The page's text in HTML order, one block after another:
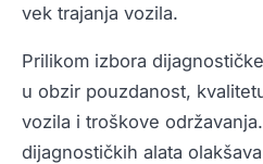
vek trajanja vozila.
Prilikom izbora
u obzir pouzdanost,
vozila i troškove
dijagnostičkih alata